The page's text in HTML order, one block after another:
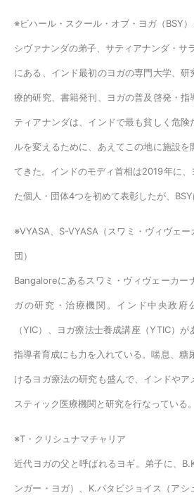
※ビハール・スクール・オブ・ヨガ（BSY
シヴァナンダの弟子、サティアナンダ・サ
にある、インド最初のヨガの専門大学、研
療的研究、書籍発刊、ヨガの普及啓発・指
ティアナンダは、インドで最も貧しく危険
ルを変えるために、あえてこの地に施設を
てきた。インドのモディ首相は2019年に
た個人・団体4つを初めて表彰したが、BSY
※VYASA、S-VYASA（スワミ・ヴィヴェ
団）
Bangaloreにあるスワミ・ヴィヴェーカー
ガの研究・治療機関。インド中央政府
（YIC）、ヨガ療法士養成講座（YTIC）
指導者育成にも力を入れている。喘息、糖
けるヨガ療法の研究も盛んで、インドやア
スティック医療機関と研究を行なっている。
※T・クリシュナマチャリア
近代ヨガの父と呼ばれるヨギ。弟子に、
ンガー・ヨガ）、K.パタビジョイス（ア